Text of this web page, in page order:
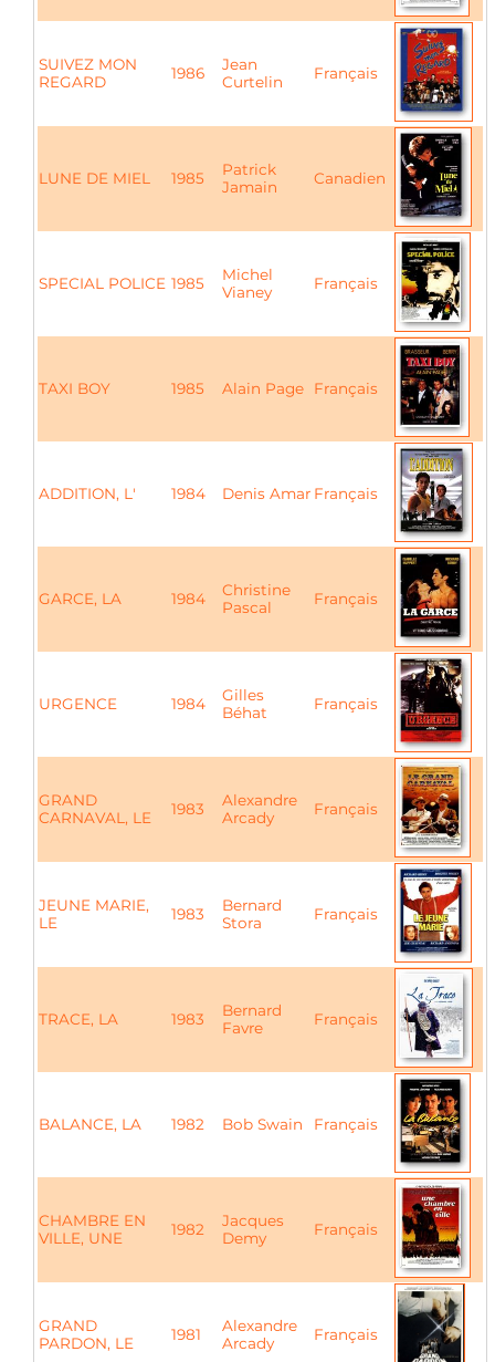
SUIVEZ MON
REGARD
1986
Jean
Curtelin
Français
LUNE DE MIEL 1985
Patrick
Jamain
Canadien
SPECIAL POLICE 1985
Michel
Vianey
Français
TAXI BOY 1985 Alain Page Français
ADDITION, L' 1984 Denis Amar Français
GARCE, LA 1984
Christine
Pascal
Français
URGENCE 1984
Gilles
Béhat
Français
GRAND
CARNAVAL, LE
1983
Alexandre
Arcady
Français
JEUNE MARIE,
LE
1983
Bernard
Stora
Français
TRACE, LA 1983
Bernard
Favre
Français
BALANCE, LA 1982 Bob Swain Français
CHAMBRE EN
VILLE, UNE
1982
Jacques
Demy
Français
GRAND
PARDON, LE
1981
Alexandre
Arcady
Français